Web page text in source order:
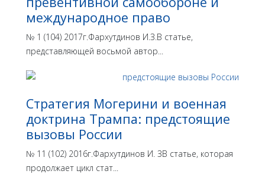
международное право
№ 1 (104) 2017г.Фархутдинов И.З.В статье,
представляющей восьмой автор...
Стратегия Могерини и военная
доктрина Трампа: предстоящие
вызовы России
№ 11 (102) 2016г.Фархутдинов И. ЗВ статье, которая
продолжает цикл стат...